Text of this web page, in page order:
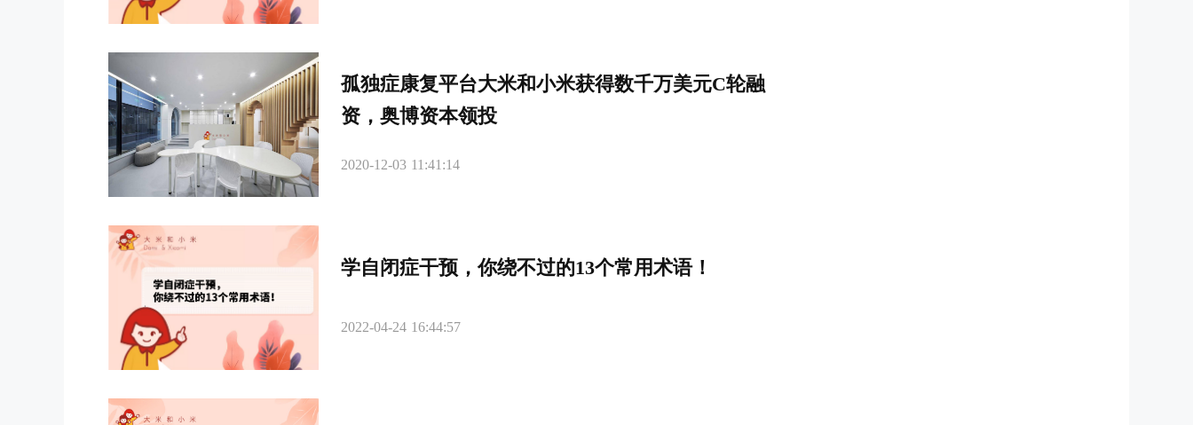
孤独症康复平台大米和小米获得数千万美元C轮融
资，奥博资本领投
2020-12-03 11:41:14
学自闭症干预，你绕不过的13个常用术语！
2022-04-24 16:44:57